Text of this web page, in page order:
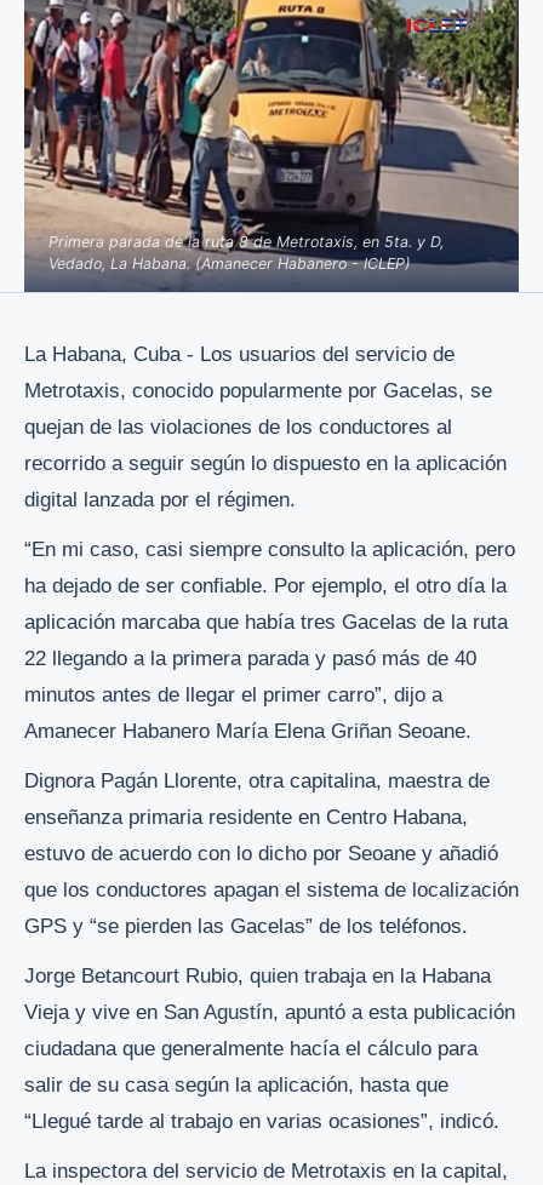
Primera parada de la ruta 8 de Metrotaxis, en 5ta. y D,
Vedado, La Habana. (Amanecer Habanero - ICLEP)
La Habana, Cuba - Los usuarios del servicio de
Metrotaxis, conocido popularmente por Gacelas, se
quejan de las violaciones de los conductores al
recorrido a seguir según lo dispuesto en la aplicación
digital lanzada por el régimen.
“En mi caso, casi siempre consulto la aplicación, pero
ha dejado de ser confiable. Por ejemplo, el otro día la
aplicación marcaba que había tres Gacelas de la ruta
22 llegando a la primera parada y pasó más de 40
minutos antes de llegar el primer carro”, dijo a
Amanecer Habanero María Elena Griñan Seoane.
Dignora Pagán Llorente, otra capitalina, maestra de
enseñanza primaria residente en Centro Habana,
estuvo de acuerdo con lo dicho por Seoane y añadió
que los conductores apagan el sistema de localización
GPS y “se pierden las Gacelas” de los teléfonos.
Jorge Betancourt Rubio, quien trabaja en la Habana
Vieja y vive en San Agustín, apuntó a esta publicación
ciudadana que generalmente hacía el cálculo para
salir de su casa según la aplicación, hasta que
“Llegué tarde al trabajo en varias ocasiones”, indicó.
La inspectora del servicio de Metrotaxis en la capital,